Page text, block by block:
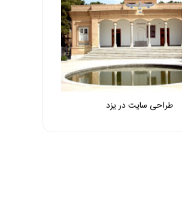
طراحی سایت در یزد